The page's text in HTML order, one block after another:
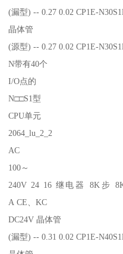
(漏型) -- 0.27 0.02 CP1E-
晶体管
(源型) -- 0.27 0.02 CP1E-
N带有40个
I/O点的
N□□S1型
CPU单元
2064_lu_2_2
AC
100～
240V 24 16 继电器 8K步 8K
A CE、KC
DC24V 晶体管
(漏型) -- 0.31 0.02 CP1E-